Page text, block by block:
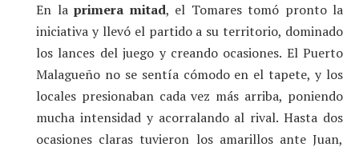
En la primera mitad, el Tomares tomó pronto la
iniciativa y llevó el partido a su territorio, dominado
los lances del juego y creando ocasiones. El Puerto
Malagueño no se sentía cómodo en el tapete, y los
locales presionaban cada vez más arriba, poniendo
mucha intensidad y acorralando al rival. Hasta dos
ocasiones claras tuvieron los amarillos ante Juan,